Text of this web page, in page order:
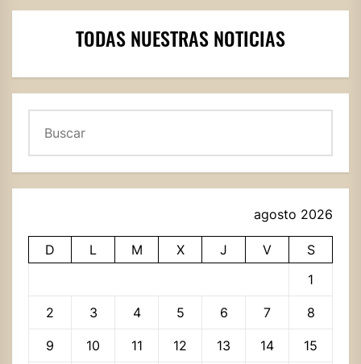
TODAS NUESTRAS NOTICIAS
agosto 2026
D L M X J V
S
1
2 3 4 5 6 7 8
9 10 11 12 13 14 15